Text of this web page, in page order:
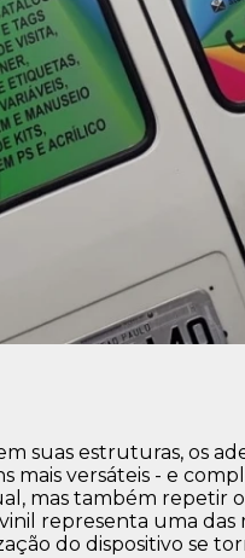
suas estruturas, os
versáteis - e
mas também repetir
representa uma das
do dispositivo se